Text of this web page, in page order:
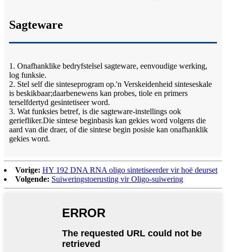
Sagteware
1. Onafhanklike bedryfstelsel sagteware, eenvoudige werking,
log funksie.
2. Stel self die sinteseprogram op.'n Verskeidenheid sinteseskale
is beskikbaar;daarbenewens kan probes, tiole en primers
terselfdertyd gesintetiseer word.
3. Wat funksies betref, is die sagteware-instellings ook
geriefliker.Die sintese beginbasis kan gekies word volgens die
aard van die draer, of die sintese begin posisie kan onafhanklik
gekies word.
Vorige: HY 192 DNA RNA oligo sintetiseerder vir hoë deurset
Volgende: Suiweringstoerusting vir Oligo-suiwering